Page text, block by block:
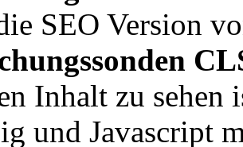
SEO Version
Inhalt zu sehen
und Javascript